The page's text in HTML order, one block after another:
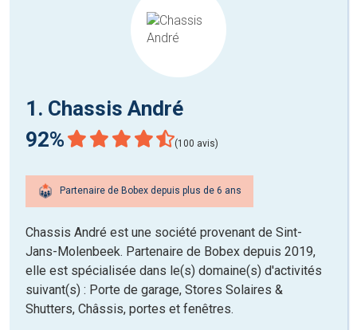
1. Chassis André
92%
(100 avis)
Partenaire de Bobex depuis plus de 6 ans
Chassis André est une société provenant de Sint-
Jans-Molenbeek. Partenaire de Bobex depuis 2019,
elle est spécialisée dans le(s) domaine(s) d'activités
suivant(s) : Porte de garage, Stores Solaires &
Shutters, Châssis, portes et fenêtres.